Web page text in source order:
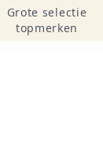
Grote selectie
topmerken